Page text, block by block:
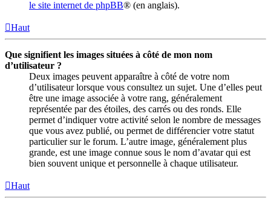
le site internet de phpBB® (en anglais).
Haut
Que signifient les images situées à côté de mon nom
d’utilisateur ?
Deux images peuvent apparaître à côté de votre nom
d’utilisateur lorsque vous consultez un sujet. Une d’elles peut
être une image associée à votre rang, généralement
représentée par des étoiles, des carrés ou des ronds. Elle
permet d’indiquer votre activité selon le nombre de messages
que vous avez publié, ou permet de différencier votre statut
particulier sur le forum. L’autre image, généralement plus
grande, est une image connue sous le nom d’avatar qui est
bien souvent unique et personnelle à chaque utilisateur.
Haut